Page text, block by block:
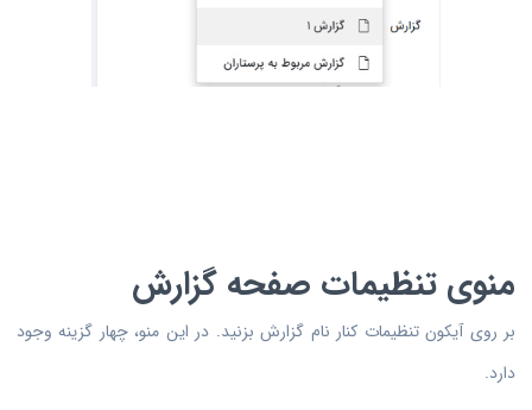
منوی تنظیمات صفحه گزارش
بر روی آیکون تنظیمات کنار نام گزارش بزنید. در این منو، چهار گزینه وجود
دارد.